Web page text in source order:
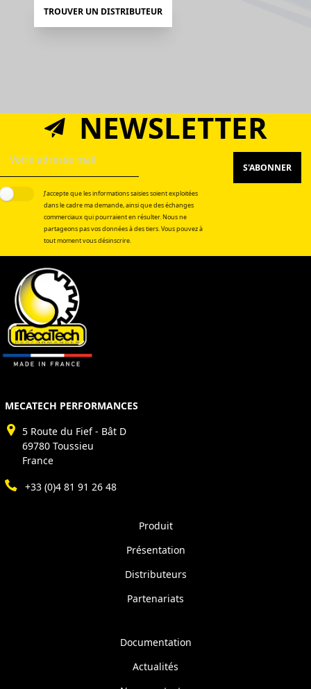
TROUVER UN DISTRIBUTEUR
NEWSLETTER
J’accepte que les informations saisies soient exploitées
dans le cadre ma demande, ainsi que des échanges
commerciaux qui pourraient en résulter. Nous ne
partageons pas vos données à des tiers. Vous pouvez à
tout moment vous désinscrire.
S'ABONNER
MECATECH PERFORMANCES
5 Route du Fief - Bât D
69780 Toussieu
France
+33 (0)4 81 91 26 48
Produit
Présentation
Distributeurs
Partenariats
Documentation
Actualités